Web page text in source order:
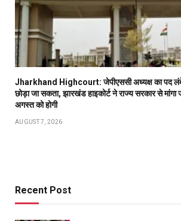
Jharkhand Highcourt: जेपीएससी अध्यक्ष का पद
छोड़ा जा सकता, झारखंड हाइकोर्ट ने राज्य सरकार से
अगस्त को होगी
AUGUST 7, 2026
Recent Post